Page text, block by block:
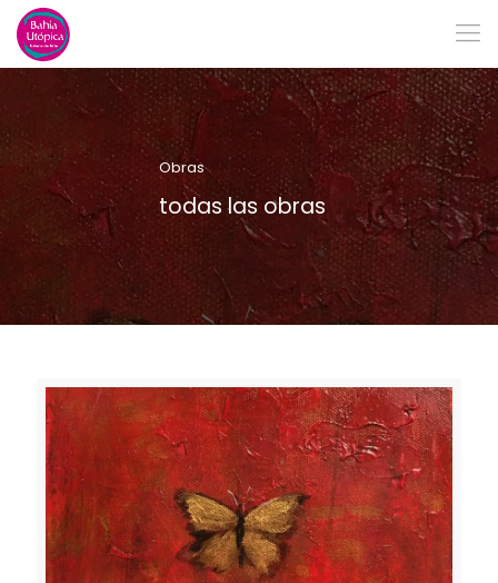
Obras
todas las obras